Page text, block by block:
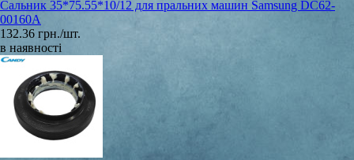
Сальник 35*75.55*10/12 для пральних машин Samsung DC62-
00160A
132.36 грн./шт.
в наявності